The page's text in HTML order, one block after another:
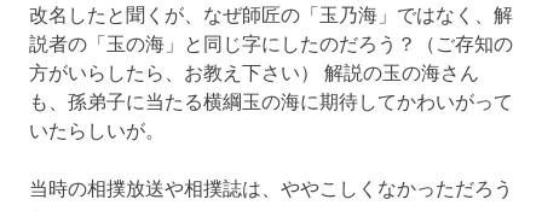
改名したと聞くが、なぜ師匠の「玉乃海」ではなく、解
説者の「玉の海」と同じ字にしたのだろう？（ご存知の
方がいらしたら、お教え下さい） 解説の玉の海さん
も、孫弟子に当たる横綱玉の海に期待してかわいがって
いたらしいが。
当時の相撲放送や相撲誌は、ややこしくなかっただろう